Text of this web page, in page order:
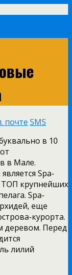
почте SMS
в 10
в Мале.
Spa-
ТОП крупнейших
Spa-
еще
курорта.
деревом. Перед
лилий